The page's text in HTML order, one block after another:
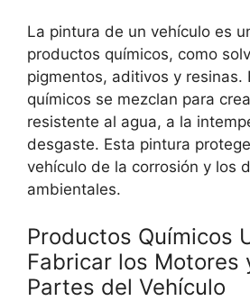
La pintura de un vehículo es
productos químicos, como
pigmentos, aditivos y resinas.
químicos se mezclan para
resistente al agua, a la
desgaste. Esta pintura
vehículo de la corrosión y los
ambientales.
Productos Químicos
Fabricar los Motores
Partes del Vehículo